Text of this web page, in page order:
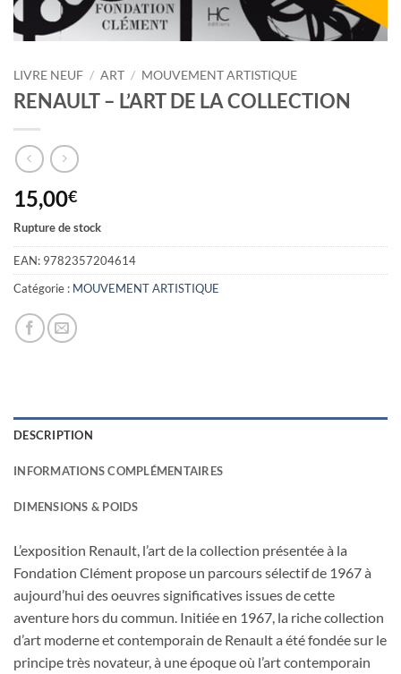
LIVRE NEUF / ART / MOUVEMENT ARTISTIQUE
RENAULT – L’ART DE LA COLLECTION
15,00€
Rupture de stock
EAN: 9782357204614
Catégorie : MOUVEMENT ARTISTIQUE
DESCRIPTION
INFORMATIONS COMPLÉMENTAIRES
DIMENSIONS & POIDS
L’exposition Renault, l’art de la collection présentée à la
Fondation Clément propose un parcours sélectif de 1967 à
aujourd’hui des oeuvres significatives issues de cette
aventure hors du commun. Initiée en 1967, la riche collection
d’art moderne et contemporain de Renault a été fondée sur le
principe très novateur, à une époque où l’art contemporain